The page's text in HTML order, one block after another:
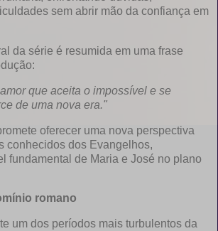
sem abrir mão da confiança em
da série é resumida em uma frase
que aceita o impossível e se
de uma nova era."
oferecer uma nova perspectiva
conhecidos dos Evangelhos,
fundamental de Maria e José no plano
romano
um dos períodos mais turbulentos da